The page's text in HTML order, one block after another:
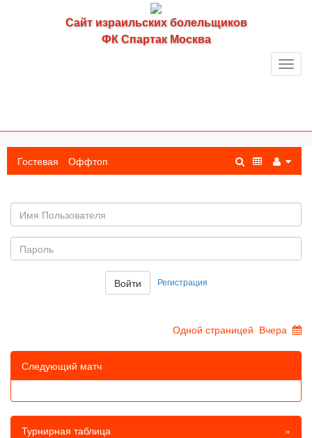
Сайт израильских болельщиков
ФК Спартак Москва
Гостевая Оффтоп
пользователя
Войти Регистрация
Одной страницей Вчера
Следующий матч
Турнирная таблица »